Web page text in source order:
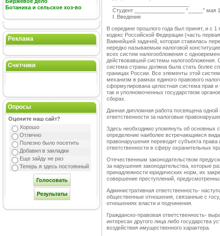
Ботаника и сельское хоз-во
Реклама
Счетчики
Опросы
Оцените наш сайт?
Хорошо
Отлично
Полезно было посетить
Добавил в закладки
Еще зайду не раз
Теперь я здесь постоянный
Студент _________________ “_____” мая
I. Введение
В середине прошлого года был принят, и с
кодекс Российской Федерации (часть
Важнейшей задачей, которая ставилась
нередко называемым налоговой
всех систем налогообложения с
действовавшей системы налогообложения.
система страны должна была стать более
границах России. Все элементы этой
механизм в рамках единого правового
сформулирована целостная система прав и
так и уполномоченных государством
сборах.
Данная дипломная работа посвящена
ответственности за налоговые
Здесь необходимо упомянуть об основных
определение наиболее встречающимся
правонарушения переводит субъекта
ответственности в сферу охранительных
Отечественным законодательством
за нарушения законодательства, которые
принадлежности юридических норм, их
совершение преступлений,
Административная ответственность-
общественные отношения, связанные с
отношениях власти и подчинения.
Гражданско-правовая ответственность-
интересах другого лица либо государства
воздействия имущественного характера.